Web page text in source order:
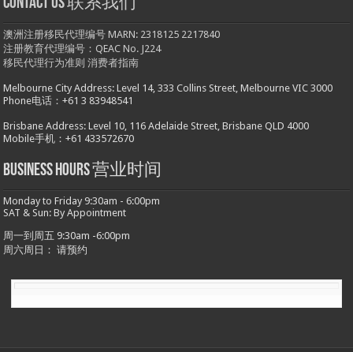
澳洲注册移民代理编号 MARN: 2318125 2217840
注册教育代理编号：QEAC No. J224
移民代理行为准则 消费者指南
Melbourne City Address: Level 14, 333 Collins Street, Melbourne VIC 3000
Phone电话：+61 3 83948541
Brisbane Address: Level 10, 116 Adelaide Street, Brisbane QLD 4000
Mobile手机：+61 433572670
Business hours 营业时间
Monday to Friday 9:30am - 6:00pm
SAT & Sun: By Appointment
周一到周五 9:30am -6:00pm
周六周日： 请预约